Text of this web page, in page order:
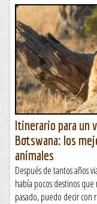
Itinerario para un
Botswana: los
animales
Después de tantos años
había pocos destinos
pasado, puedo decir con